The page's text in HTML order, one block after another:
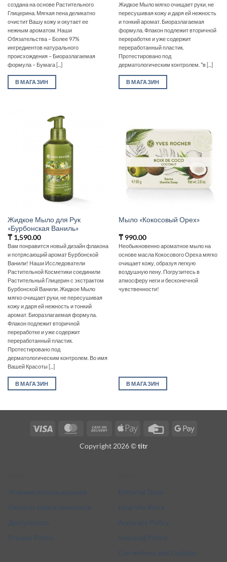
создана на основе Растительного
Глицерина. Мягкая пена деликатно
очистит Вашу кожу и окутает ее
нежным ароматом. Наши
Обязательства – Более 97%
ингредиентов натурального
происхождения – Биоразлагаемая
формула – Бумага [...]
В МАГАЗИН
Жидкое Мыло мягко очищает руки, не
пересушивая кожу и даря ей нежность
и тонкий аромат. Биоразлагаемая
формула. Флакон подлежит вторичной
переработке и уже содержит
переработанный пластик.
Протестировано под
дерматологическим контролем. *в [...]
В МАГАЗИН
Жидкое Мыло для Рук
«Бурбонская Ваниль»
₸1,590.00
Вам понравится новый дизайн флакона
и потрясающий аромат Бурбонской
Ванили! Наши Исследователи
Растительной Косметики соединили
Растительный Глицерин с экстрактом
Бурбонской Ванили. Жидкое Мыло
мягко очищает руки, не пересушивая
кожу и даря ей нежность и тонкий
аромат. Биоразлагаемая формула.
Флакон подлежит вторичной
переработке и уже содержит
переработанный пластик.
Протестировано под
дерматологическим контролем. Во имя
Вашей Красоты [...]
В МАГАЗИН
Мыло «Кокосовый Орех»
₸990.00
Необыкновенно ароматное мыло на
основе масла Кокосового Ореха мягко
очищает кожу, образуя легкую
воздушную пену. Погрузитесь в
атмосферу неги и бесконечной
чувственности!
В МАГАЗИН
Visa MasterCardCash
Delivery
Apple
Credit
Google
Copyright 2026 ©titr
Условия использования
Отказ от ответственности
Доступность
Privacy Policy
Editorial Team
How We Work
Accuracy Policy
Sourcing Policy
Corrections and Updates